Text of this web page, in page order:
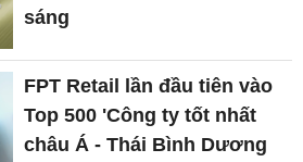
sáng
FPT Retail lần đầu tiên vào
Top 500 'Công ty tốt nhất
châu Á - Thái Bình Dương